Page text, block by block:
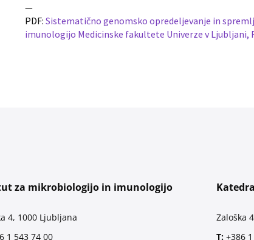
—
PDF: Sistematično genomsko opredeljevanje in
imunologijo Medicinske fakultete Univerze v Ljubljani,
za mikrobiologijo in imunologijo
4, 1000 Ljubljana
1 543 74 00
Zaloška
T: +386